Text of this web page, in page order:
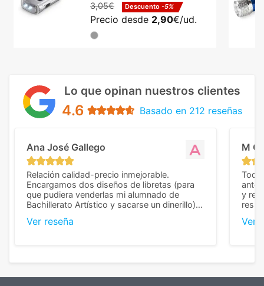
3,05€ Descuento -5%
Precio desde 2,90€/ud.
Lo que opinan nuestros clientes
4.6 Basado en 212 reseñas
Ana José Gallego
Relación calidad-precio inmejorable.
Encargamos dos diseños de libretas (para
que pudiera venderlas mi alumnado de
Bachillerato Artístico y sacarse un dinerillo) y
diferencia, con libretas de muy buena calidad
Ver reseña
M C
Todo
y
Ver